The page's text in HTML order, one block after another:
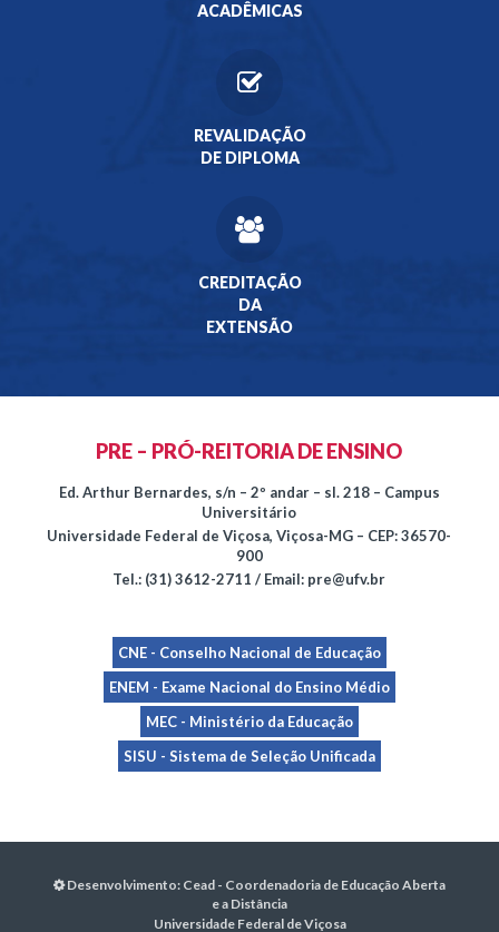
ACADÊMICAS
REVALIDAÇÃO
DE DIPLOMA
CREDITAÇÃO
DA
EXTENSÃO
PRE – PRÓ-REITORIA DE ENSINO
Ed. Arthur Bernardes, s/n – 2º andar – sl. 218 – Campus
Universitário
Universidade Federal de Viçosa, Viçosa-MG – CEP: 36570-
900
Tel.: (31) 3612-2711 / Email: pre@ufv.br
CNE - Conselho Nacional de Educação
ENEM - Exame Nacional do Ensino Médio
MEC - Ministério da Educação
SISU - Sistema de Seleção Unificada
Desenvolvimento: Cead - Coordenadoria de Educação Aberta
e a Distância
Universidade Federal de Viçosa